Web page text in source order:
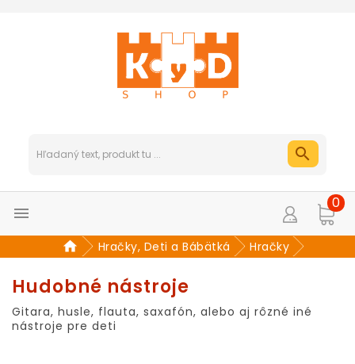

0
Hračky, Deti a Bábätká Hračky
Hudobné nástroje
Gitara, husle, flauta, saxafón, alebo aj rôzné iné
nástroje pre deti